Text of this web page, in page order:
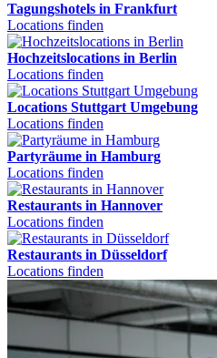
Tagungshotels in Frankfurt
Locations finden
Hochzeitslocations in Berlin
Locations finden
Locations Stuttgart Umgebung
Locations finden
Partyräume in Hamburg
Locations finden
Restaurants in Hannover
Locations finden
Restaurants in Düsseldorf
Locations finden